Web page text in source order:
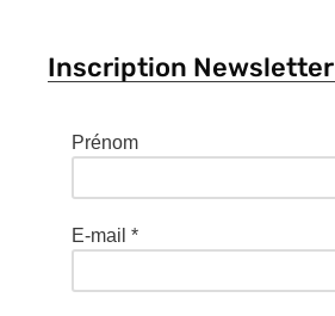
Inscription Newsletter
Prénom
E-mail *